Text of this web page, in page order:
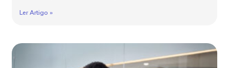
Ler Artigo »